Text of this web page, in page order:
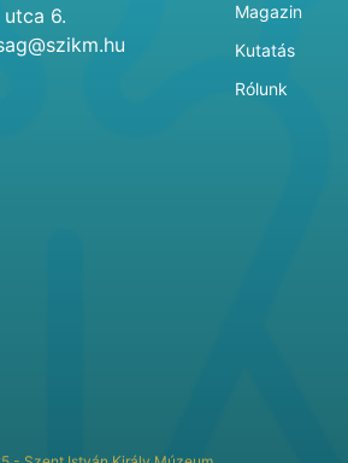
utca 6.
Magazin
Kutatás
Rólunk